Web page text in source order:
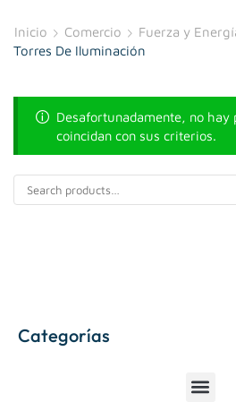
Inicio Comercio
Fuerza y
Torres De Iluminación
Desafortunadamente, no hay
coincidan con sus criterios.
Categorías